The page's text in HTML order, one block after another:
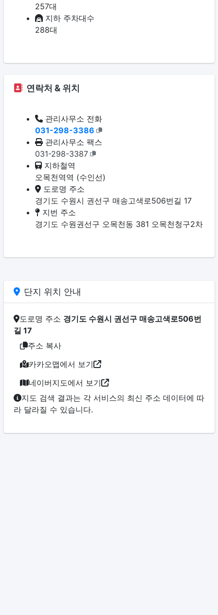
257대
지하 주차대수
288대
연락처 & 위치
관리사무소 전화
031-298-3386
관리사무소 팩스
031-298-3387
지하철역
오목천역역 (수인선)
도로명 주소
경기도 수원시 권선구 매송고색로506번길 17
지번 주소
경기도 수원권선구 오목천동 381 오목천청구2차
단지 위치 안내
도로명 주소 경기도 수원시 권선구 매송고색로506번
길 17
주소 복사
카카오맵에서 보기
네이버지도에서 보기
지도 검색 결과는 각 서비스의 최신 주소 데이터에 따
라 달라질 수 있습니다.